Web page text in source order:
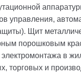
управления,
Щит
порошковым
в
торговых и